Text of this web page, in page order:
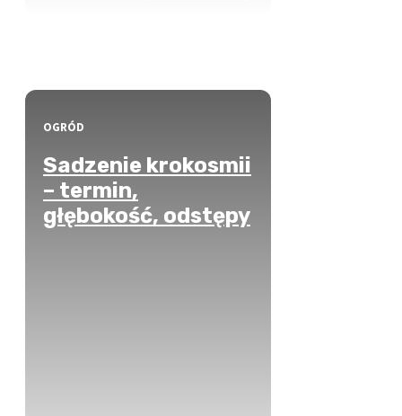
OGRÓD
Sadzenie krokosmii
– termin,
głębokość, odstępy